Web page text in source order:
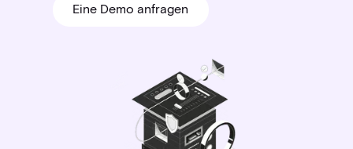
Eine Demo anfragen
Eine Demo anfragen